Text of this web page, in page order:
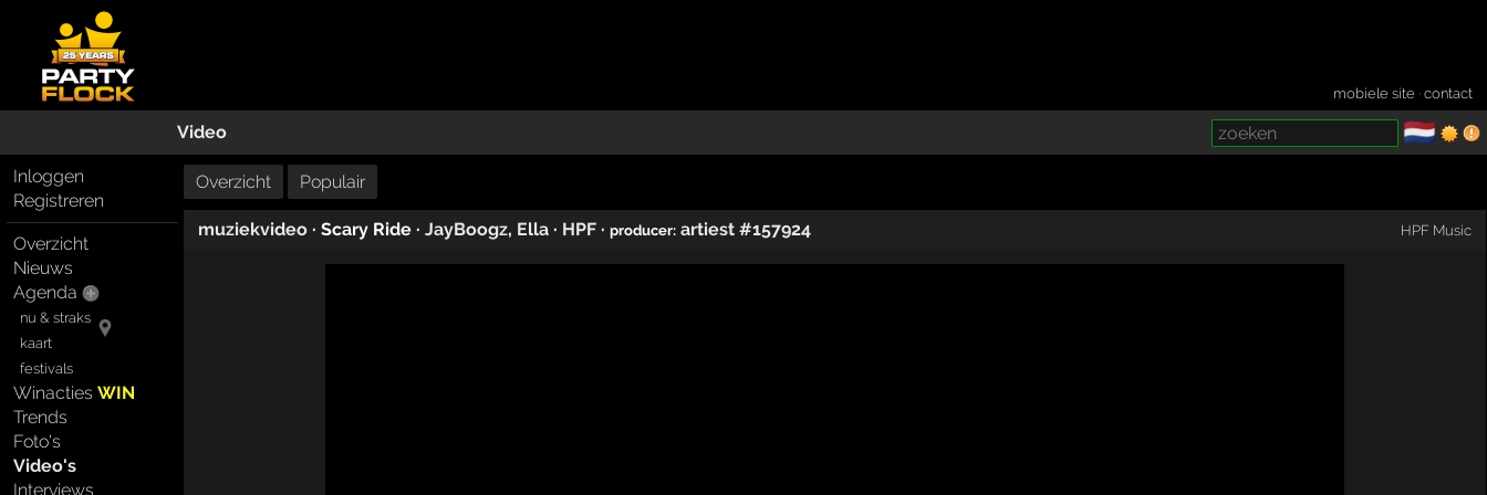
mobiele site ·contact
Video 🇳🇱
Inloggen
Registreren
Overzicht
Nieuws
Agenda
nu & straks
kaart
festivals
WinactiesWIN
Trends
Foto's
Video's
Interviews
Overzicht Populair
muziekvideo· Scary Ride · JayBoogz, Ella· HPF· producer: artiest #157924 HPF Music